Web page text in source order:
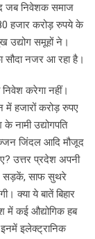
जब निवेशक समाज
हजार करोड़ रुपये के
उद्योग समूहों ने।
सौदा नजर आ रहा है।
करेगा नहीं।
हजारों करोड़ रुपए
नामी उद्योगपति
जिंदल आदि मौजूद
उत्तर प्रदेश अपनी
सड़कें, साफ सुथरे
क्या ये बातें बिहार
में कई औद्योगिक हब
इलेक्ट्रानिक